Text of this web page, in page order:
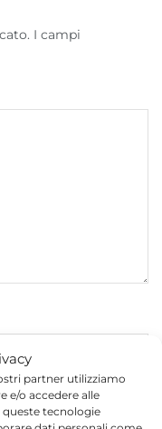
partner utilizziamo
e/o accedere alle
queste tecnologie
I campi